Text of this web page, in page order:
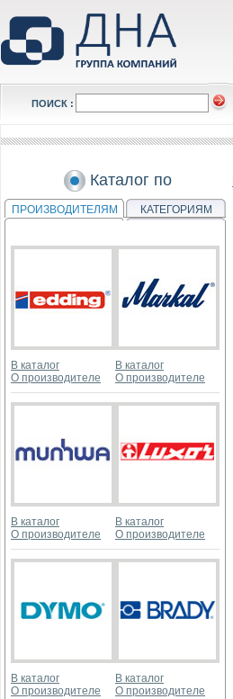
ПОИСК :
Каталог по
ПРОИЗВОДИТЕЛЯМ КАТЕГОРИЯМ
В каталог
О производителе
В каталог
О производителе
В каталог
О производителе
В каталог
О производителе
В каталог
О производителе
В каталог
О производителе